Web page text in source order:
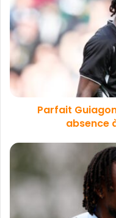
Parfait
absence